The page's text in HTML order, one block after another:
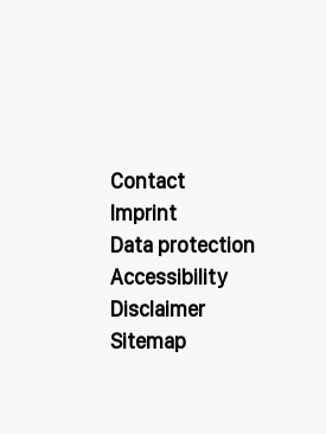
Contact
Imprint
Data protection
Accessibility
Disclaimer
Sitemap